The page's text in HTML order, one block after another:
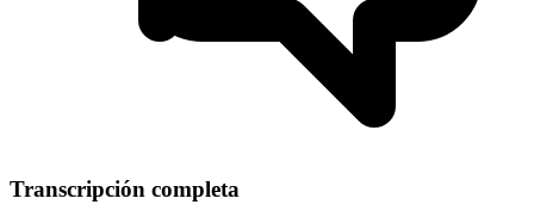
Transcripción completa